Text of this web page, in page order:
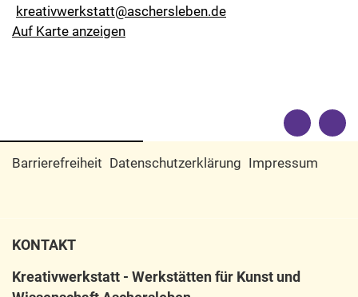
kreativwerkstatt@aschersleben.de
Auf Karte anzeigen
Barrierefreiheit Datenschutzerklärung Impressum
KONTAKT
Kreativwerkstatt - Werkstätten für Kunst und